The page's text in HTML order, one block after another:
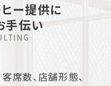
ー提供に
手伝い
席数、店舗形態、